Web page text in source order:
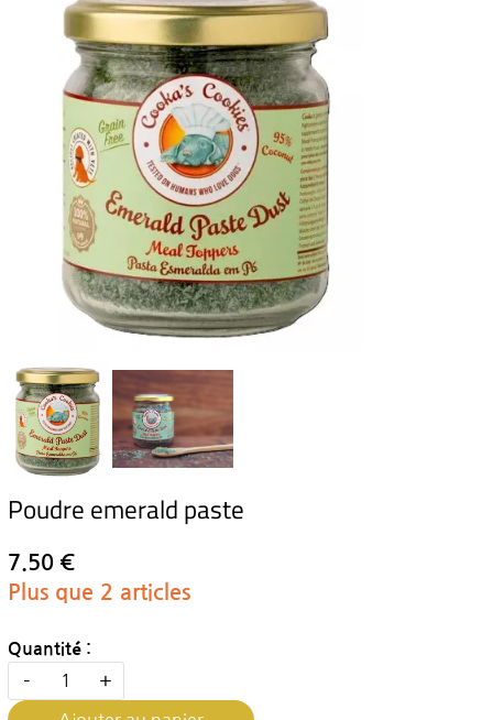
Poudre emerald paste
7.50 €
Plus que 2 articles
Quantité :
- +